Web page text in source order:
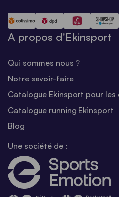
A propos d'Ekinsport
Qui sommes nous ?
Notre savoir-faire
Catalogue Ekinsport pour
Catalogue running Ekinsport
Blog
Une société de :